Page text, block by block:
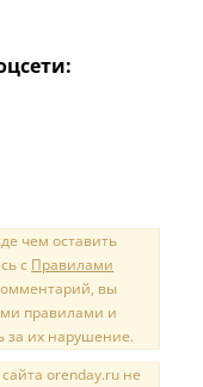
чем оставить
с Правилами
вы
правилами и
за их нарушение.
orenday.ru не